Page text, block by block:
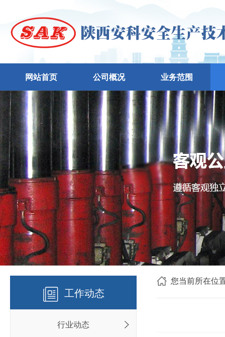
网站首页 公司概况 业务范围
工作动态
行业动态
您当前所在位